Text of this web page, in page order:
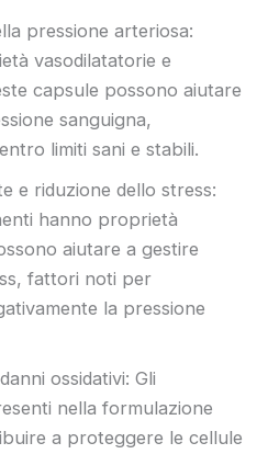
pressione arteriosa:
vasodilatatorie e
capsule possono aiutare
sanguigna,
limiti sani e stabili.
e riduzione dello stress:
hanno proprietà
aiutare a gestire
fattori noti per
la pressione
ossidativi: Gli
nella formulazione
a proteggere le cellule